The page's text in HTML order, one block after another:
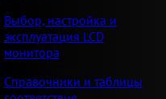
Выбор, настройка и
эксплуатация LCD
монитора
Справочники и таблицы